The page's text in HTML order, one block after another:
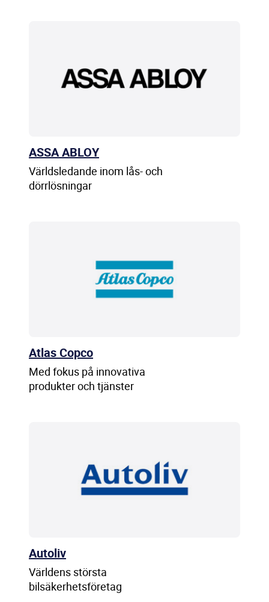
ASSA ABLOY
Världsledande inom lås- och
dörrlösningar
Atlas Copco
Med fokus på innovativa
produkter och tjänster
Autoliv
Världens största
bilsäkerhetsföretag